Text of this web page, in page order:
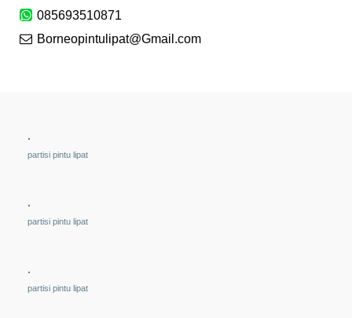
085693510871
Borneopintulipat@Gmail.com
.
partisi pintu lipat
.
partisi pintu lipat
.
partisi pintu lipat